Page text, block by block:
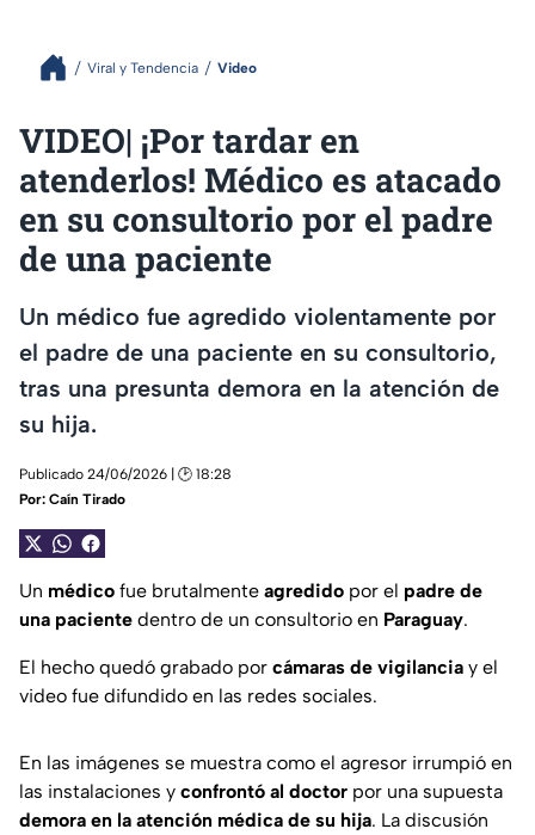
Viral y Tendencia Video
VIDEO| ¡Por tardar en
atenderlos! Médico es atacado
en su consultorio por el padre
de una paciente
Un médico fue agredido violentamente por
el padre de una paciente en su consultorio,
tras una presunta demora en la atención de
su hija.
Publicado 24/06/2026 | 🕑 18:28
Por: Caín Tirado
Un médico fue brutalmente agredido por el padre de
una paciente dentro de un consultorio en Paraguay.
El hecho quedó grabado por cámaras de vigilancia y el
video fue difundido en las redes sociales.
En las imágenes se muestra como el agresor irrumpió en
las instalaciones y confrontó al doctor por una supuesta
demora en la atención médica de su hija. La discusión